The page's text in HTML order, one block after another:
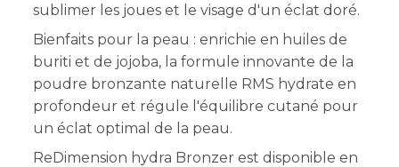
sublimer les joues et le visage d'un éclat doré.
Bienfaits pour la peau : enrichie en huiles de
buriti et de jojoba, la formule innovante de la
poudre bronzante naturelle RMS hydrate en
profondeur et régule l'équilibre cutané pour
un éclat optimal de la peau.
ReDimension hydra Bronzer est disponible en